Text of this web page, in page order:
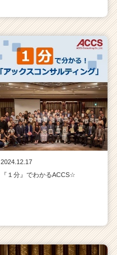
2024.12.17
『１分』でわかるACCS☆